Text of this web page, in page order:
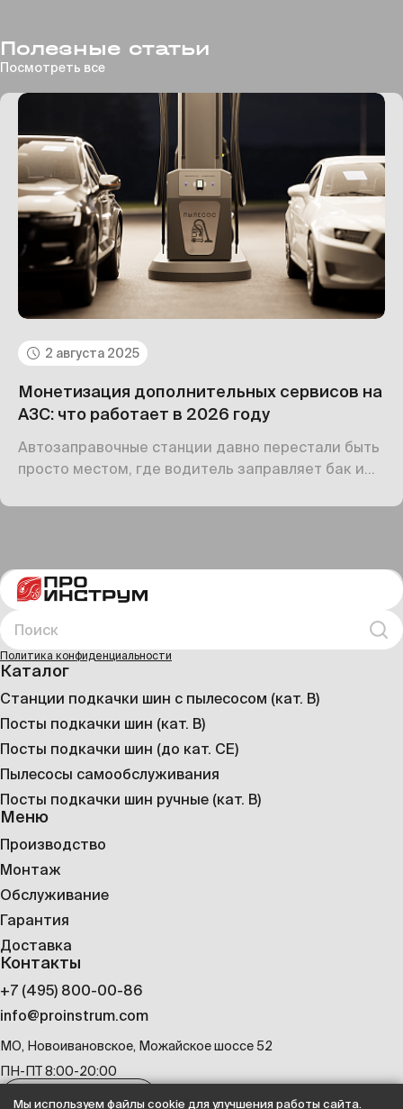
Полезные статьи
Посмотреть все
2 августа 2025
Монетизация дополнительных сервисов на
АЗС: что работает в 2026 году
Автозаправочные станции давно перестали быть
просто местом, где водитель заправляет бак и
сервисные точки, маленькие «хабы» для
подкачать шины, зарядить электромобиль,
отдохнуть или даже поработать в дороге.
Поиск
Политика конфиденциальности
Каталог
Станции подкачки шин с пылесосом (кат. B)
Посты подкачки шин (кат. B)
Посты подкачки шин (до кат. CE)
Пылесосы самообслуживания
Посты подкачки шин ручные (кат. B)
Меню
Производство
Монтаж
Обслуживание
Гарантия
Доставка
Контакты
+7 (495) 800-00-86
info@proinstrum.com
МО, Новоивановское, Можайское шоссе 52
ПН-ПТ 8:00-20:00
Оставить заявку
Мы используем файлы cookie для улучшения работы сайта.